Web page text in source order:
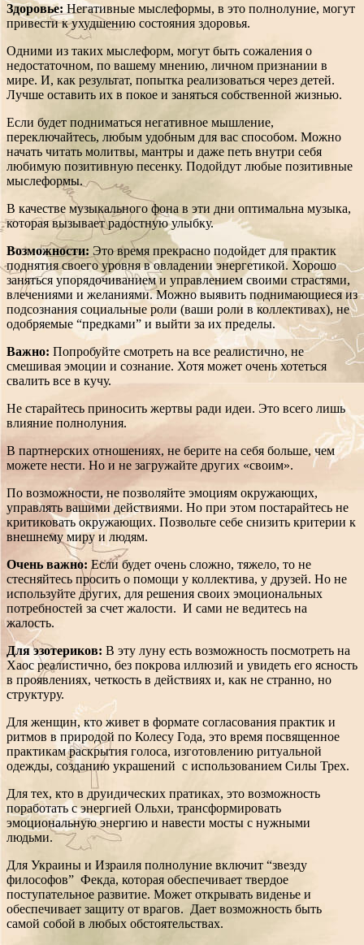
Здоровье:Негативные мыслеформы, в это полнолуние, могут
привести к ухудшению состояния здоровья.
Одними из таких мыслеформ, могут быть сожаления о
недостаточном, по вашему мнению, личном признании в
мире. И, как результат, попытка реализоваться через детей.
Лучше оставить их в покое и заняться собственной жизнью.
Если будет подниматься негативное мышление,
переключайтесь, любым удобным для вас способом. Можно
начать читать молитвы, мантры и даже петь внутри себя
любимую позитивную песенку. Подойдут любые позитивные
мыслеформы.
В качестве музыкального фона в эти дни оптимальна музыка,
которая вызывает радостную улыбку.
Возможности: Это время прекрасно подойдет для практик
поднятия своего уровня в овладении энергетикой. Хорошо
заняться упорядочиванием и управлением своими страстями,
влечениями и желаниями. Можно выявить поднимающиеся из
подсознания социальные роли (ваши роли в коллективах), не
одобряемые “предками” и выйти за их пределы.
Важно: Попробуйте смотреть на все реалистично, не
смешивая эмоции и сознание. Хотя может очень хотеться
свалить все в кучу.
Не старайтесь приносить жертвы ради идеи. Это всего лишь
влияние полнолуния.
В партнерских отношениях, не берите на себя больше, чем
можете нести. Но и не загружайте других «своим».
По возможности, не позволяйте эмоциям окружающих,
управлять вашими действиями. Но при этом постарайтесь не
критиковать окружающих. Позвольте себе снизить критерии к
внешнему миру и людям.
Очень важно: Если будет очень сложно, тяжело, то не
стесняйтесь просить о помощи у коллектива, у друзей. Но не
используйте других, для решения своих эмоциональных
потребностей за счет жалости. И сами не ведитесь на
жалость.
Для эзотериков: В эту луну есть возможность посмотреть на
Хаос реалистично, без покрова иллюзий и увидеть его ясность
в проявлениях, четкость в действиях и, как не странно, но
структуру.
Для женщин, кто живет в формате согласования практик и
ритмов в природой по Колесу Года, это время посвященное
практикам раскрытия голоса, изготовлению ритуальной
одежды, созданию украшений с использованием Силы Трех.
Для тех, кто в друидических пратиках, это возможность
поработать с энергией Ольхи, трансформировать
эмоциональную энергию и навести мосты с нужными
людьми.
Для Украины и Израиля полнолуние включит “звезду
философов” Фекда, которая обеспечивает твердое
поступательное развитие. Может открывать виденье и
обеспечивает защиту от врагов. Дает возможность быть
самой собой в любых обстоятельствах.